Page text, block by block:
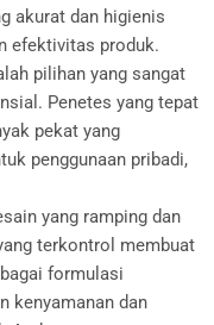
akurat dan higienis
efektivitas produk.
pilihan yang sangat
Penetes yang tepat
pekat yang
penggunaan pribadi,
yang ramping dan
terkontrol membuat
formulasi
kenyamanan dan